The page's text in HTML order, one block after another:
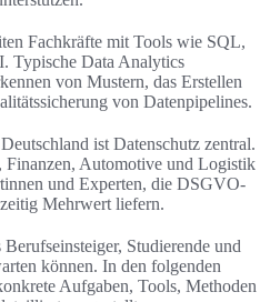
Fachkräfte mit Tools wie SQL,
Typische Data Analytics
von Mustern, das Erstellen
von Datenpipelines.
ist Datenschutz zentral.
Finanzen, Automotive und Logistik
und Experten, die DSGVO-
Mehrwert liefern.
Studierende und
können. In den folgenden
Aufgaben, Tools, Methoden